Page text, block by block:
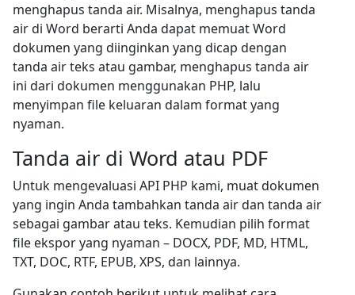
menghapus tanda air. Misalnya, menghapus tanda
air di Word berarti Anda dapat memuat Word
dokumen yang diinginkan yang dicap dengan
tanda air teks atau gambar, menghapus tanda air
ini dari dokumen menggunakan PHP, lalu
menyimpan file keluaran dalam format yang
nyaman.
Tanda air di Word atau PDF
Untuk mengevaluasi API PHP kami, muat dokumen
yang ingin Anda tambahkan tanda air dan tanda air
sebagai gambar atau teks. Kemudian pilih format
file ekspor yang nyaman – DOCX, PDF, MD, HTML,
TXT, DOC, RTF, EPUB, XPS, dan lainnya.